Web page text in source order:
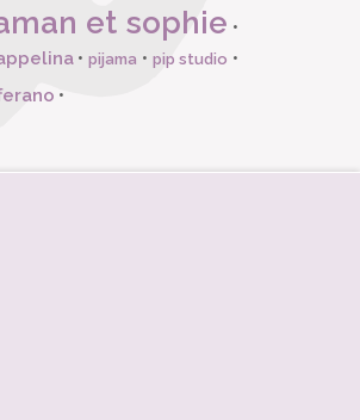
et sophie •
•pijama • pip studio •
•